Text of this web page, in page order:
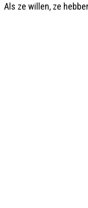
Als ze willen, ze